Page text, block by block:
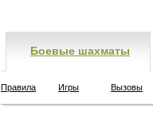
Боевые шахматы
Правила Игры Вызовы